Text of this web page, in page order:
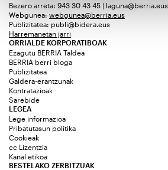
Bezero arreta: 943 30 43 45 | laguna@berria.eus
Webgunea: webgunea@berria.eus
Publizitatea: publi@bidera.eus
Harremanetan jarri
ORRIALDE KORPORATIBOAK
Ezagutu BERRIA Taldea
BERRIA berri bloga
Publizitatea
Galdera-erantzunak
Kontratazioak
Sarebide
LEGEA
Lege informazioa
Pribatutasun politika
Cookieak
cc Lizentzia
Kanal etikoa
BESTELAKO ZERBITZUAK